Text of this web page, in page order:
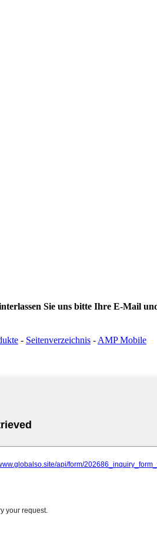
Sie uns bitte Ihre E-Mail
- Seitenverzeichnis - AMP Mobile